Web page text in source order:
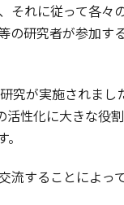
れに従って各々
の研究者が参加す
究が実施されまし
性化に大きな役
することによっ